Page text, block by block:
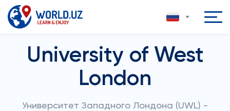
University of West
London
Университет Западного Лондона (UWL) -